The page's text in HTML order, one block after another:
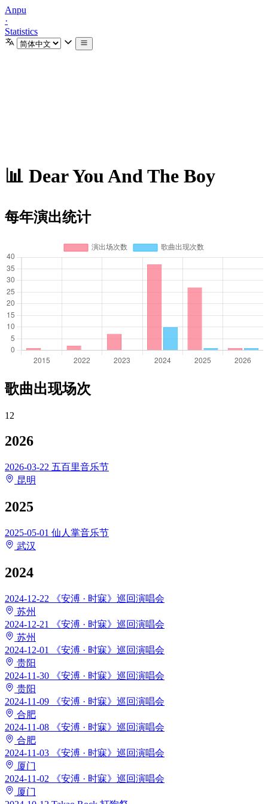
Anpu
·
Statistics
📊 Dear You And The Boy
每年演出统计
歌曲出现场次
12
2026
2026-03-22 五百里音乐节
昆明
2025
2025-05-01 仙人掌音乐节
武汉
2024
2024-12-22
《安溥 · 时寐》巡回演唱会
苏州
2024-12-21
《安溥 · 时寐》巡回演唱会
苏州
2024-12-01
《安溥 · 时寐》巡回演唱会
贵阳
2024-11-30
《安溥 · 时寐》巡回演唱会
贵阳
2024-11-09
《安溥 · 时寐》巡回演唱会
合肥
2024-11-08
《安溥 · 时寐》巡回演唱会
合肥
2024-11-03
《安溥 · 时寐》巡回演唱会
厦门
2024-11-02
《安溥 · 时寐》巡回演唱会
厦门